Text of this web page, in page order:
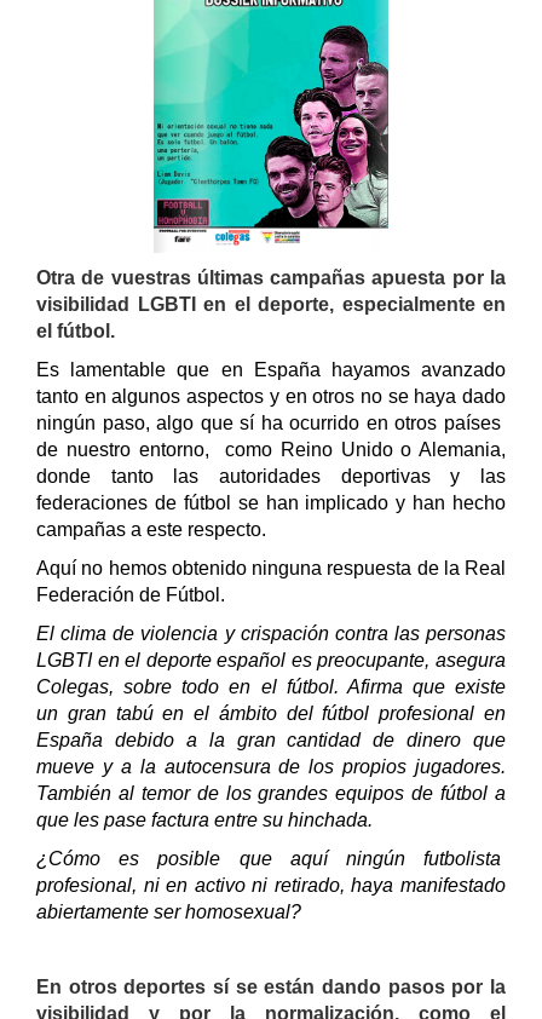
Otra de vuestras últimas campañas apuesta por la
visibilidad LGBTI en el deporte, especialmente en
el fútbol.
Es lamentable que en España hayamos avanzado
tanto en algunos aspectos y en otros no se haya dado
ningún paso, algo que sí ha ocurrido en otros países
de nuestro entorno, como Reino Unido o Alemania,
donde tanto las autoridades deportivas y las
federaciones de fútbol se han implicado y han hecho
campañas a este respecto.
Aquí no hemos obtenido ninguna respuesta de la Real
Federación de Fútbol.
El clima de violencia y crispación contra las personas
LGBTI en el deporte español es preocupante, asegura
Colegas, sobre todo en el fútbol. Afirma que existe
un gran tabú en el ámbito del fútbol profesional en
España debido a la gran cantidad de dinero que
mueve y a la autocensura de los propios jugadores.
También al temor de los grandes equipos de fútbol a
que les pase factura entre su hinchada.
¿Cómo es posible que aquí ningún futbolista
profesional, ni en activo ni retirado, haya manifestado
abiertamente ser homosexual?
En otros deportes sí se están dando pasos por la
visibilidad y por la normalización, como el